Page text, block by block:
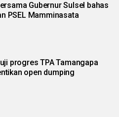
Gubernur Sulsel bahas
PSEL Mamminasata
progres TPA Tamangapa
hentikan open dumping